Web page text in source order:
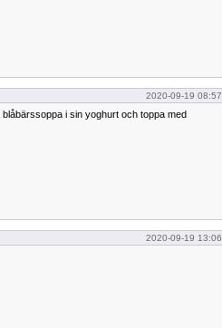
2020-09-19 08:57
i sin yoghurt och toppa med
2020-09-19 13:06